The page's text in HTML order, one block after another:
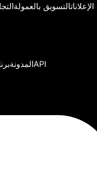
الإعلاناتالتسويق بالعمولة
المدونةAPI